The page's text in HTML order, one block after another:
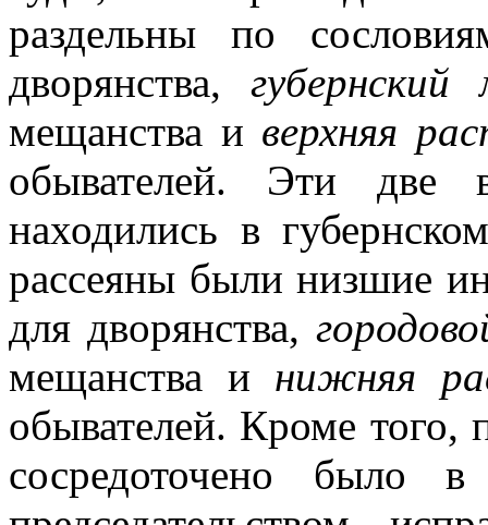
раздельны по
дворянства,
мещанства и верхняя
обывателей. Эти две
находились в
рассеяны были низшие
для дворянства,
мещанства и нижняя
обывателей. Кроме того,
сосредоточено было